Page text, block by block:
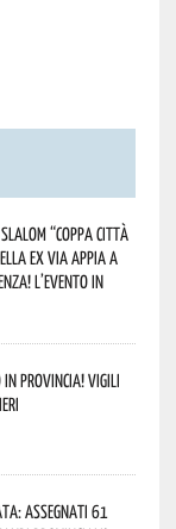
“Coppa Città
ex via Appia a
L’evento in
in Provincia! Vigili
assegnati 61